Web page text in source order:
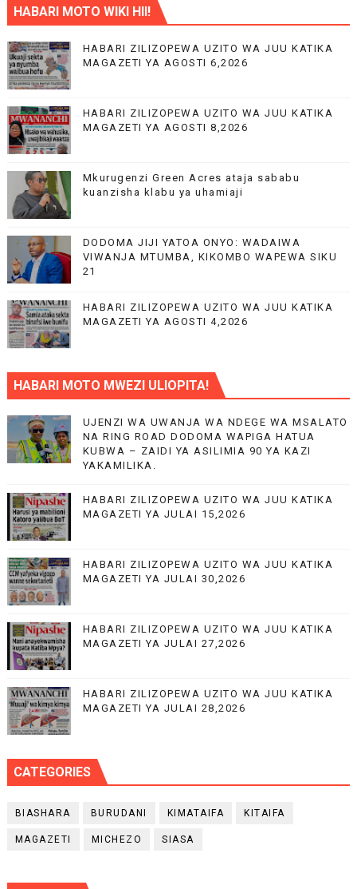
HABARI MOTO WIKI HII!
HABARI ZILIZOPEWA UZITO WA JUU KATIKA
MAGAZETI YA AGOSTI 6,2026
HABARI ZILIZOPEWA UZITO WA JUU KATIKA
MAGAZETI YA AGOSTI 8,2026
Mkurugenzi Green Acres ataja sababu
kuanzisha klabu ya uhamiaji
DODOMA JIJI YATOA ONYO: WADAIWA
VIWANJA MTUMBA, KIKOMBO WAPEWA SIKU
21
HABARI ZILIZOPEWA UZITO WA JUU KATIKA
MAGAZETI YA AGOSTI 4,2026
HABARI MOTO MWEZI ULIOPITA!
UJENZI WA UWANJA WA NDEGE WA MSALATO
NA RING ROAD DODOMA WAPIGA HATUA
KUBWA – ZAIDI YA ASILIMIA 90 YA KAZI
YAKAMILIKA.
HABARI ZILIZOPEWA UZITO WA JUU KATIKA
MAGAZETI YA JULAI 15,2026
HABARI ZILIZOPEWA UZITO WA JUU KATIKA
MAGAZETI YA JULAI 30,2026
HABARI ZILIZOPEWA UZITO WA JUU KATIKA
MAGAZETI YA JULAI 27,2026
HABARI ZILIZOPEWA UZITO WA JUU KATIKA
MAGAZETI YA JULAI 28,2026
CATEGORIES
BIASHARA BURUDANI KIMATAIFA KITAIFA
MAGAZETI MICHEZO SIASA